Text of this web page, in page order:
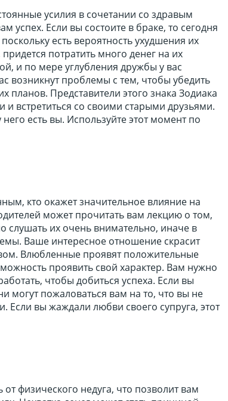
усилия в сочетании со здравым
Если вы состоите в браке, то сегодня
есть вероятность ухудшения их
потратить много денег на их
и по мере углубления дружбы у вас
возникнут проблемы с тем, чтобы убедить
планов. Представители этого знака Зодиака
и встретиться со своими старыми друзьями.
есть вы. Используйте этот момент по
кто окажет значительное влияние на
может прочитать вам лекцию о том,
слушать их очень внимательно, иначе в
Ваше интересное отношение скрасит
Влюбленные проявят положительные
проявить свой характер. Вам нужно
чтобы добиться успеха. Если вы
могут пожаловаться вам на то, что вы не
Если вы жаждали любви своего супруга, этот
физического недуга, что позволит вам